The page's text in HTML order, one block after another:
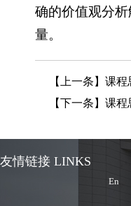
确的价值观分
量。
【上一条】 课程
【下一条】 课程
友情链接 LINKS
En